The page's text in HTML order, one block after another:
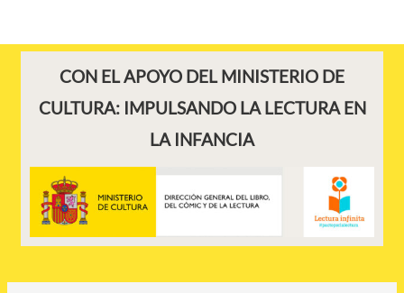
CON EL APOYO DEL MINISTERIO DE
CULTURA: IMPULSANDO LA LECTURA EN
LA INFANCIA